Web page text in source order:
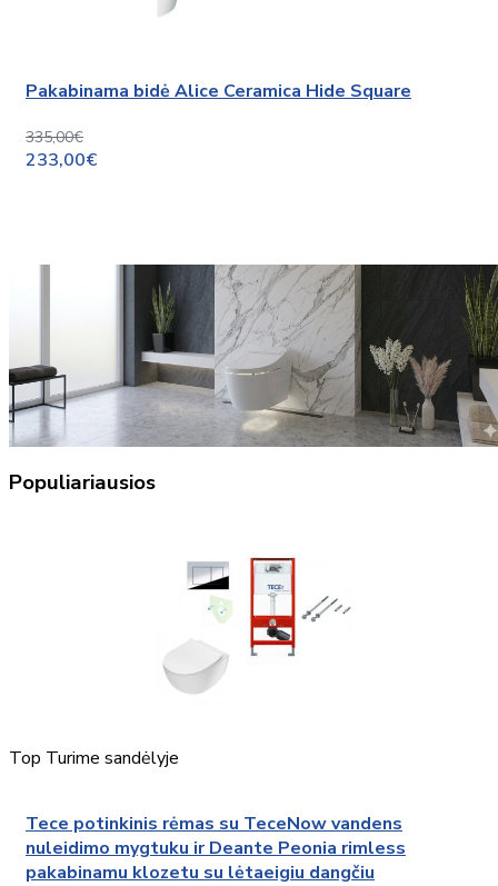
Pakabinama bidė Alice Ceramica Hide Square
335,00€
233,00€
Populiariausios
Top Turime sandėlyje
Tece potinkinis rėmas su TeceNow vandens
nuleidimo mygtuku ir Deante Peonia rimless
pakabinamu klozetu su lėtaeigiu dangčiu